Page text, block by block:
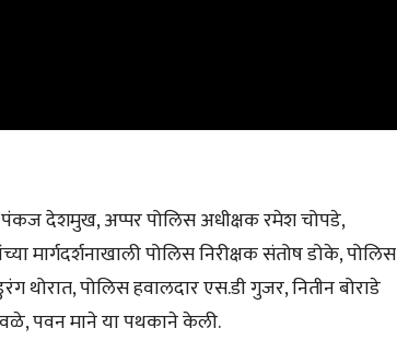
पंकज देशमुख, अप्पर पोलिस अधीक्षक रमेश चोपडे,
मार्गदर्शनाखाली पोलिस निरीक्षक संतोष डोके, पोलिस
थोरात, पोलिस हवालदार एस.डी गुजर, नितीन बोराडे
पवन माने या पथकाने केली.